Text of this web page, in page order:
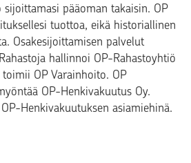
pääoman takaisin. OP
tuottoa, eikä historiallinen
Osakesijoittamisen palvelut
hallinnoi OP-Rahastoyhtiö
OP Varainhoito. OP
OP-Henkivakuutus Oy.
Henkivakuutuksen asiamiehinä.